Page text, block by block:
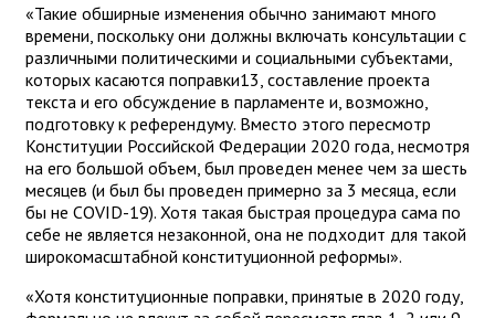
«Такие обширные изменения обычно занимают много
времени, поскольку они должны включать консультации с
различными политическими и социальными субъектами,
которых касаются поправки13, составление проекта
текста и его обсуждение в парламенте и, возможно,
подготовку к референдуму. Вместо этого пересмотр
Конституции Российской Федерации 2020 года, несмотря
на его большой объем, был проведен менее чем за шесть
месяцев (и был бы проведен примерно за 3 месяца, если
бы не COVID-19). Хотя такая быстрая процедура сама по
себе не является незаконной, она не подходит для такой
широкомасштабной конституционной реформы».
«Хотя конституционные поправки, принятые в 2020 году,